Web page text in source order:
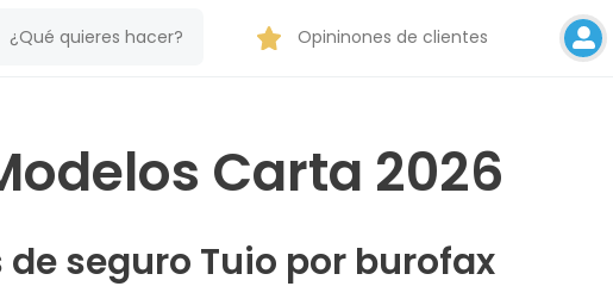
Opininones de clientes
Carta 2026
seguro Tuio por burofax